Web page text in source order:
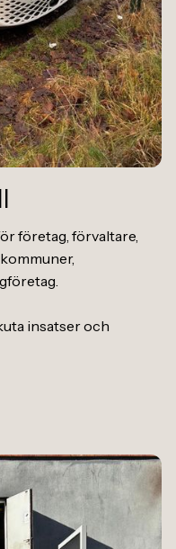
företag, förvaltare,
insatser och